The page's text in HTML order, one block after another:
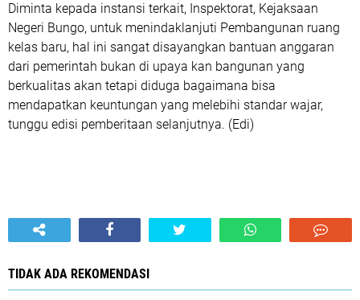
Diminta kepada instansi terkait, Inspektorat, Kejaksaan
Negeri Bungo, untuk menindaklanjuti Pembangunan ruang
kelas baru, hal ini sangat disayangkan bantuan anggaran
dari pemerintah bukan di upaya kan bangunan yang
berkualitas akan tetapi diduga bagaimana bisa
mendapatkan keuntungan yang melebihi standar wajar,
tunggu edisi pemberitaan selanjutnya. (Edi)
TIDAK ADA REKOMENDASI